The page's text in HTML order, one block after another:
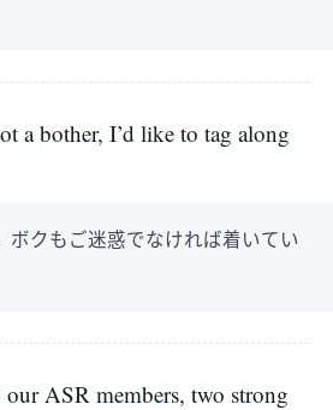
a bother, I’d like to tag along
ボクもご迷惑でなければ着いてい
ASR members, two strong